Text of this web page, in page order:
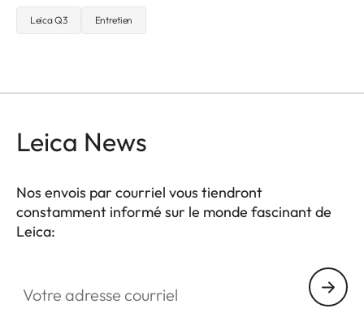
Leica Q3 Entretien
Leica News
Nos envois par courriel vous tiendront
constamment informé sur le monde fascinant de
Leica: